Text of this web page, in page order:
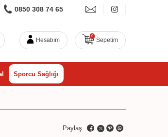
0850 308 74 65
Hesabım
0
Sepetim
Sporcu Sağlığı
Paylaş